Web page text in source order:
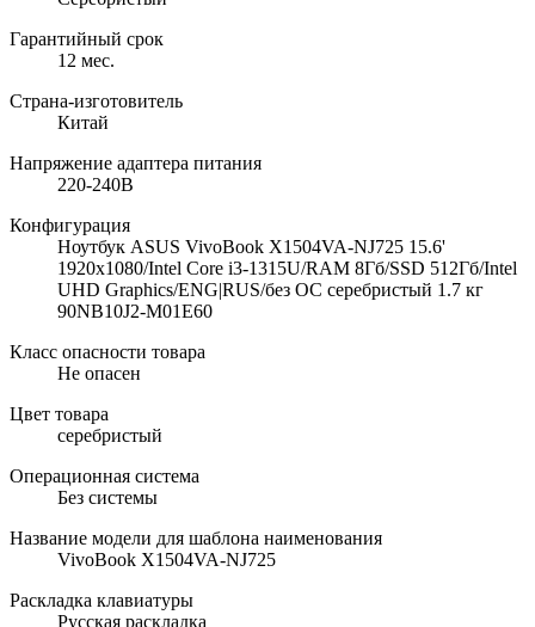
Гарантийный срок
12 мес.
Страна-изготовитель
Китай
Напряжение адаптера питания
220-240В
Конфигурация
Ноутбук ASUS VivoBook X1504VA-NJ725 15.6'
1920x1080/Intel Core i3-1315U/RAM 8Гб/SSD 512Гб/Intel
UHD Graphics/ENG|RUS/без ОС серебристый 1.7 кг
90NB10J2-M01E60
Класс опасности товара
Не опасен
Цвет товара
серебристый
Операционная система
Без системы
Название модели для шаблона наименования
VivoBook X1504VA-NJ725
Раскладка клавиатуры
Русская раскладка